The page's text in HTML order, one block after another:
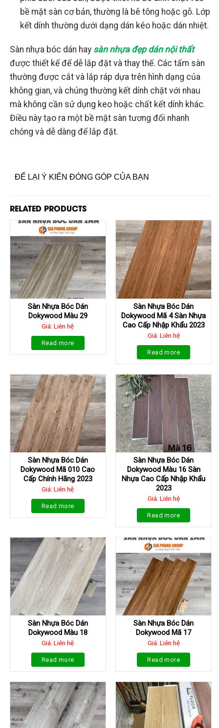
bề mặt sàn cơ bản, thường là bê tông hoặc gỗ. Lớp
kết dính thường dưới dạng dán kéo hoặc dán nhiệt.
Sàn nhựa bóc dán hay sàn nhựa đẹp dán nội thất
được thiết kế để dễ lắp đặt và thay thế. Các tấm sàn
thường được cắt và lắp ráp dựa trên hình dạng của
không gian, và chúng thường kết dính chặt với nhau
mà không cần sử dụng keo hoặc chất kết dính khác.
Điều này tạo ra một bề mặt sàn tương đối nhanh
chóng và dễ dàng để lắp đặt.
ĐỂ LẠI Ý KIẾN ĐÓNG GÓP CỦA BẠN
RELATED PRODUCTS
Sàn Nhựa Bóc Dán
Dokywood Màu 29
Giá: Liên hệ
Read more
Sàn Nhựa Bóc Dán
Dokywood Mã 4 Sàn Nhựa
Cao Cấp Nhập Khẩu 2023
Giá: Liên hệ
Read more
Sàn Nhựa Bóc Dán
Dokywood Mã 010 Cao
Cấp Chính Hãng 2023
Giá: Liên hệ
Read more
Sàn Nhựa Bóc Dán
Dokywood Màu 16 Sàn
Nhựa Cao Cấp Nhập Khẩu
2023
Giá: Liên hệ
Read more
Sàn Nhựa Bóc Dán
Dokywood Màu 18
Giá: Liên hệ
Read more
Sàn Nhựa Bóc Dán
Dokywood Mã 17
Giá: Liên hệ
Read more